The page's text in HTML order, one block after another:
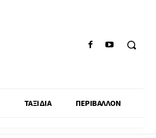
ΤΑΞΙΔΙΑ ΠΕΡΙΒΑΛΛΟΝ